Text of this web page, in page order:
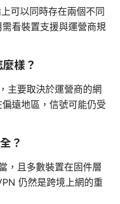
可以同時存在兩個不同
看裝置支援與運營商規
樣？
主要取決於運營商的網
遠地區，信號可能仍受
？
，且多數裝置在固件層
仍然是跨境上網的重